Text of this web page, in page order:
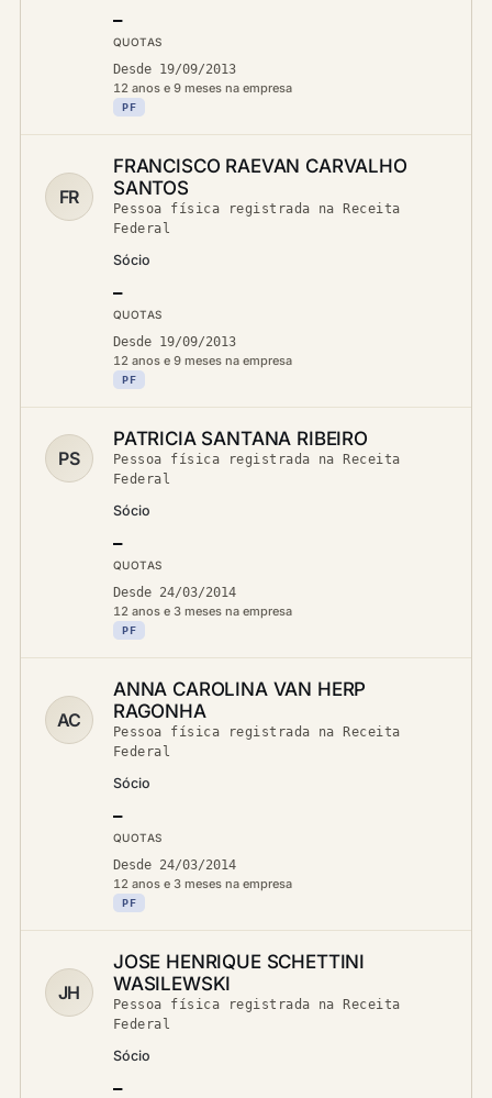
—
QUOTAS
Desde 19/09/2013
12 anos e 9 meses na empresa
PF
FR
FRANCISCO RAEVAN CARVALHO
SANTOS
Pessoa física registrada na Receita
Federal
Sócio
—
QUOTAS
Desde 19/09/2013
12 anos e 9 meses na empresa
PF
PS
PATRICIA SANTANA RIBEIRO
Pessoa física registrada na Receita
Federal
Sócio
—
QUOTAS
Desde 24/03/2014
12 anos e 3 meses na empresa
PF
AC
ANNA CAROLINA VAN HERP
RAGONHA
Pessoa física registrada na Receita
Federal
Sócio
—
QUOTAS
Desde 24/03/2014
12 anos e 3 meses na empresa
PF
JH
JOSE HENRIQUE SCHETTINI
WASILEWSKI
Pessoa física registrada na Receita
Federal
Sócio
—